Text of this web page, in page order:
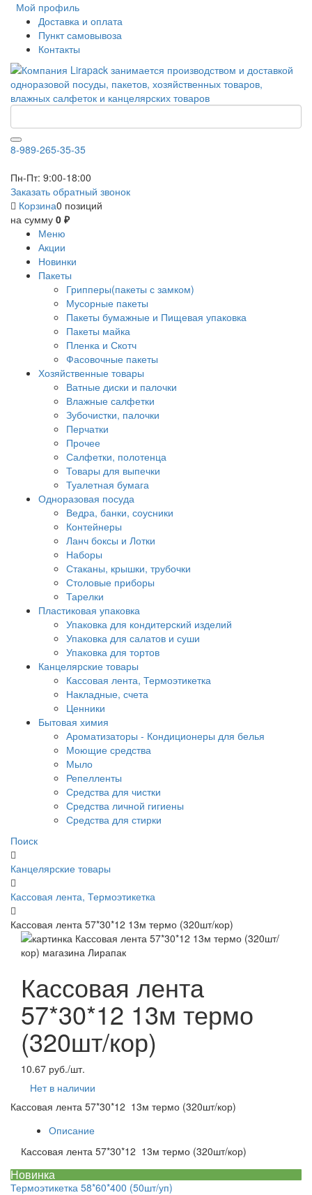
Мой профиль
Доставка и оплата
Пункт самовывоза
Контакты
8-989-265-35-35
Пн-Пт: 9:00-18:00
Заказать обратный звонок
Корзина0 позиций
на сумму 0 ₽
Меню
Акции
Новинки
Пакеты
Грипперы(пакеты с замком)
Мусорные пакеты
Пакеты бумажные и Пищевая упаковка
Пакеты майка
Пленка и Скотч
Фасовочные пакеты
Хозяйственные товары
Ватные диски и палочки
Влажные салфетки
Зубочистки, палочки
Перчатки
Прочее
Салфетки, полотенца
Товары для выпечки
Туалетная бумага
Одноразовая посуда
Ведра, банки, соусники
Контейнеры
Ланч боксы и Лотки
Наборы
Стаканы, крышки, трубочки
Столовые приборы
Тарелки
Пластиковая упаковка
Упаковка для кондитерский изделий
Упаковка для салатов и суши
Упаковка для тортов
Канцелярские товары
Кассовая лента, Термоэтикетка
Накладные, счета
Ценники
Бытовая химия
Ароматизаторы - Кондиционеры для белья
Моющие средства
Мыло
Репелленты
Средства для чистки
Средства личной гигиены
Средства для стирки
Поиск
Канцелярские товары
Кассовая лента, Термоэтикетка
Кассовая лента 57*30*12 13м термо (320шт/кор)
Кассовая лента
57*30*12 13м термо
(320шт/кор)
10.67 руб./шт.
Нет в наличии
Кассовая лента 57*30*12 13м термо (320шт/кор)
Описание
Кассовая лента 57*30*12 13м термо (320шт/кор)
Новинка
Термоэтикетка 58*60*400 (50шт/уп)